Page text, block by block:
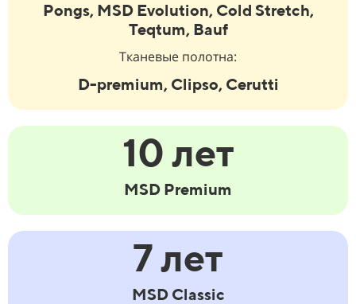
Pongs, MSD Evolution, Cold Stretch,
Teqtum, Bauf
Тканевые полотна:
D-premium, Clipso, Cerutti
10 лет
MSD Premium
7 лет
MSD Classic